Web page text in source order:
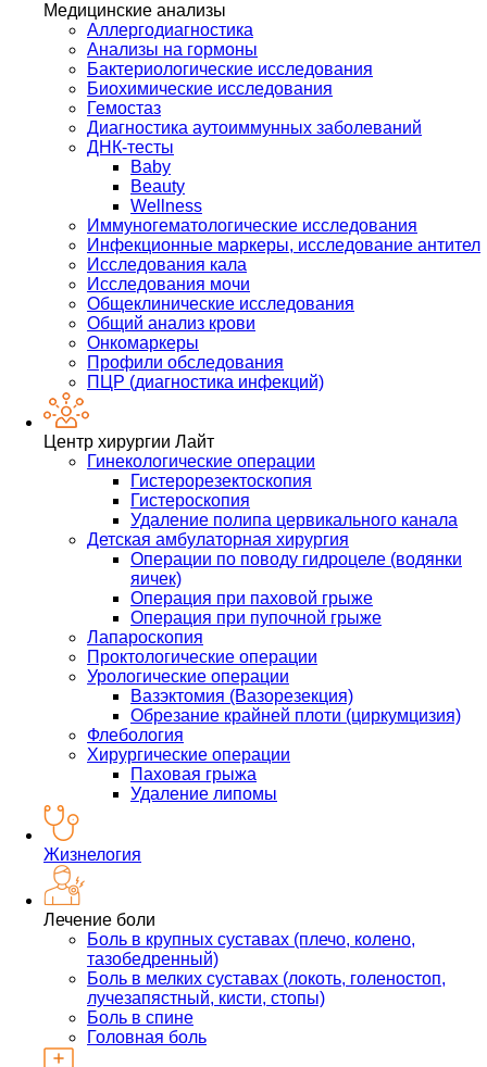
Медицинские анализы
Аллергодиагностика
Анализы на гормоны
Бактериологические исследования
Биохимические исследования
Гемостаз
Диагностика аутоиммунных заболеваний
ДНК-тесты
Baby
Beauty
Wellness
Иммуногематологические исследования
Инфекционные маркеры, исследование антител
Исследования кала
Исследования мочи
Общеклинические исследования
Общий анализ крови
Онкомаркеры
Профили обследования
ПЦР (диагностика инфекций)
Центр хирургии Лайт
Гинекологические операции
Гистерорезектоскопия
Гистероскопия
Удаление полипа цервикального канала
Детская амбулаторная хирургия
Операции по поводу гидроцеле (водянки
яичек)
Операция при паховой грыже
Операция при пупочной грыже
Лапароскопия
Проктологические операции
Урологические операции
Вазэктомия (Вазорезекция)
Обрезание крайней плоти (циркумцизия)
Флебология
Хирургические операции
Паховая грыжа
Удаление липомы
Жизнелогия
Лечение боли
Боль в крупных суставах (плечо, колено,
тазобедренный)
Боль в мелких суставах (локоть, голеностоп,
лучезапястный, кисти, стопы)
Боль в спине
Головная боль